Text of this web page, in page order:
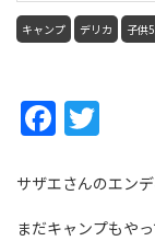
キャンプ デリカ 子供
Facebook
サザエさんのエン
まだキャンプもや